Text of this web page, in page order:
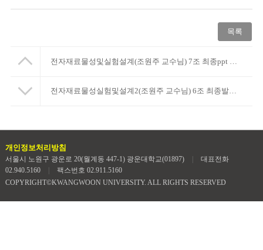
목록
전자재료물성및실험설계(조원주 교수님) 7조 최종ppt 및 중간,최종 보고서
전자재료물성실험및설계2(조원주 교수님) 6조 최종발표ppt 및 최종보고서입니다
개인정보처리방침
서울시 노원구 광운로 20(월계동 447-1) 광운대학교(01897)
대표전화
02.940.5160
팩스번호 02.911.5160
COPYRIGHT©KWANGWOON UNIVERSITY. ALL RIGHTS RESERVED